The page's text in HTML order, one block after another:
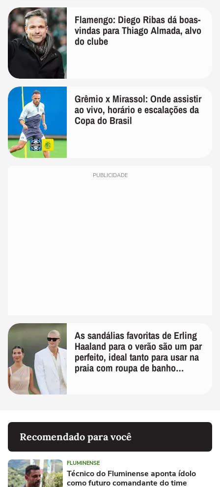
Flamengo: Diego Ribas dá boas-
vindas para Thiago Almada, alvo
do clube
Grêmio x Mirassol: Onde assistir
ao vivo, horário e escalações da
Copa do Brasil
PUBLICIDADE
As sandálias favoritas de Erling
Haaland para o verão são um par
perfeito, ideal tanto para usar na
praia com roupa de banho
Recomendado para você
FLUMINENSE
Técnico do Fluminense aponta ídolo
como futuro comandante do time